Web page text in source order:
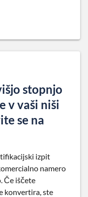
stopnjo
v vaši niši
se na
izpit
namero
Če iščete
konvertira, ste